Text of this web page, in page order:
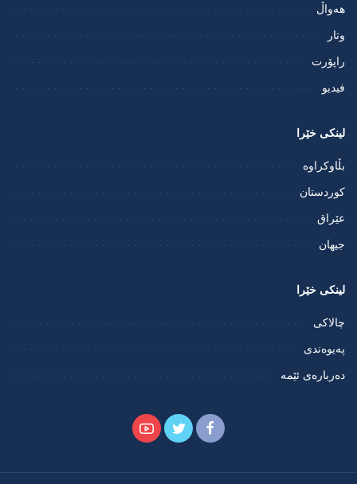
هەواڵ
وتار
راپۆرت
فيديو
لینکی خێرا
بڵاوکراوە
کوردستان
عێراق
جیهان
لینکی خێرا
چالاکی
پەیوەندی
دەربارەی ئێمە